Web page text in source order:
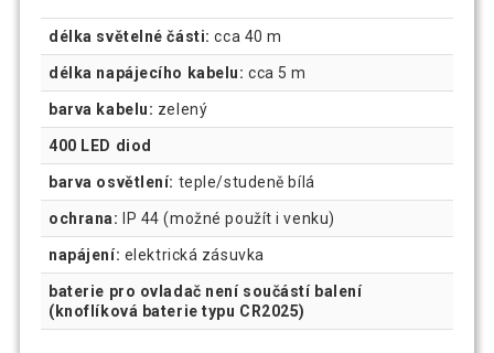
délka světelné části: cca 40 m
délka napájecího kabelu: cca 5 m
barva kabelu: zelený
400 LED diod
barva osvětlení: teple/studeně bílá
ochrana: IP 44 (možné použít i venku)
napájení: elektrická zásuvka
baterie pro ovladač není součástí balení
(knoflíková baterie typu CR2025)